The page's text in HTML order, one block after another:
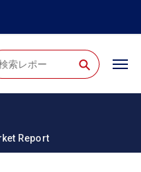
⚲
Report